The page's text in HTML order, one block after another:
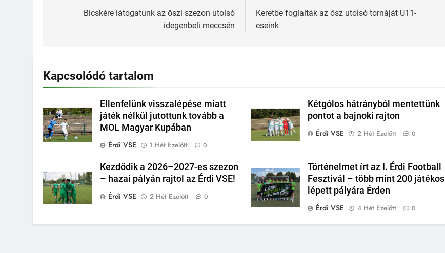
navigációBicskére látogatunk az őszi szezon utolsó
idegenbeli meccsén
Keretbe foglalták az ősz utolsó tornáját U11-
eseink
Kapcsolódó tartalom
Ellenfelünk visszalépése miatt
játék nélkül jutottunk tovább a
MOL Magyar Kupában
Érdi VSE
1 Hét Ezelőtt 0
Kétgólos hátrányból mentettünk
pontot a bajnoki rajton
Érdi VSE
2 Hét Ezelőtt 0
Kezdődik a 2026–2027-es szezon
– hazai pályán rajtol az Érdi VSE!
Érdi VSE
2 Hét Ezelőtt 0
Történelmet írt az I. Érdi Football
Fesztivál – több mint 200 játékos
lépett pályára Érden
Érdi VSE
4 Hét Ezelőtt 0